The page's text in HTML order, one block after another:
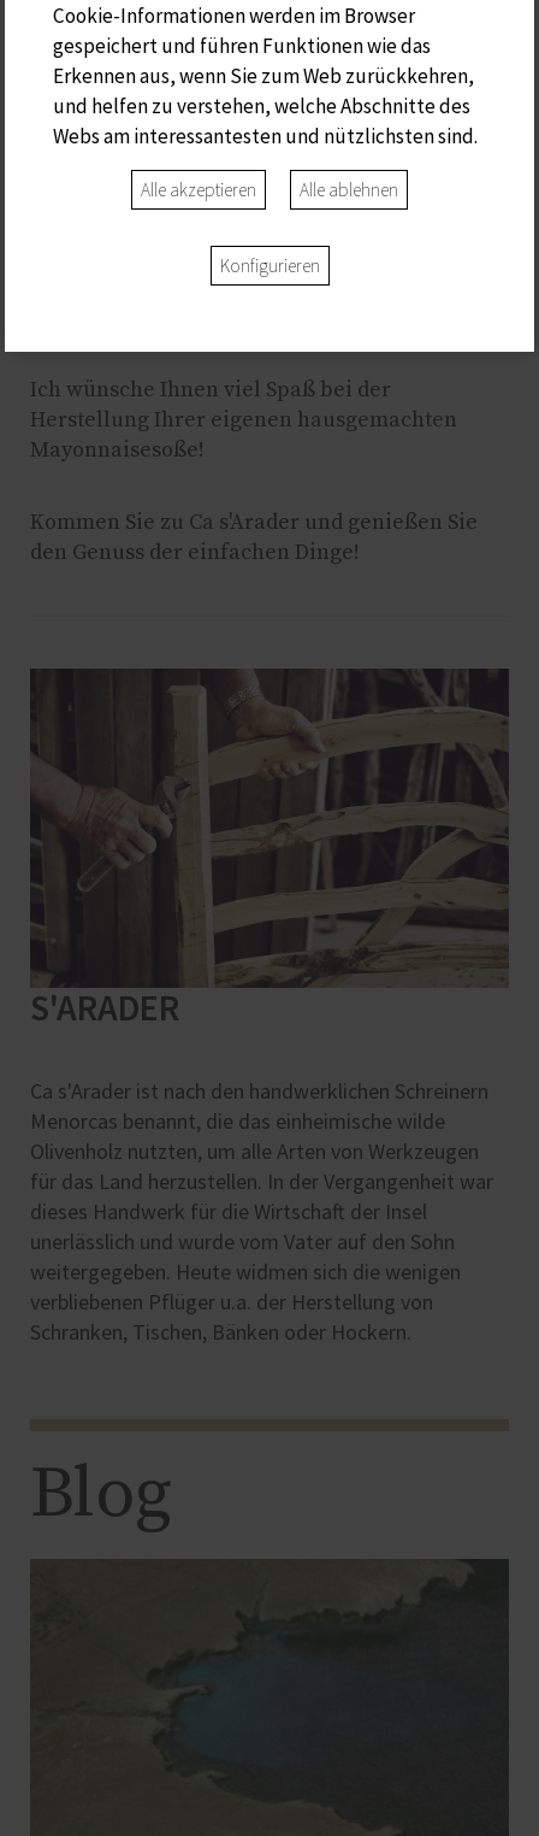
Wenn die Mayonnaise zu flüssig ist oder nicht
die richtige Konsistenz hat, können Sie ein
weiteres Ei hinzufügen und langsam
weiterschlagen, während Sie mehr Öl
Zimmertemperatur haben, um die
Emulgierung zu fördern.
Jetzt wissen Sie ein wenig mehr über diese
Ich wünsche Ihnen viel Spaß bei der
Herstellung Ihrer eigenen hausgemachten
Mayonnaisesoße!
Kommen Sie zu Ca s'Arader und genießen Sie
den Genuss der einfachen Dinge!
S'ARADER
Ca s'Arader ist nach den handwerklichen Schreinern
Menorcas benannt, die das einheimische wilde
Olivenholz nutzten, um alle Arten von Werkzeugen
für das Land herzustellen. In der Vergangenheit war
dieses Handwerk für die Wirtschaft der Insel
unerlässlich und wurde vom Vater auf den Sohn
weitergegeben. Heute widmen sich die wenigen
verbliebenen Pflüger u.a. der Herstellung von
Schranken, Tischen, Bänken oder Hockern.
Blog
Cookie-Informationen werden im Browser
gespeichert und führen Funktionen wie das
Erkennen aus, wenn Sie zum Web zurückkehren,
und helfen zu verstehen, welche Abschnitte des
Webs am interessantesten und nützlichsten sind.
Alle akzeptieren Alle ablehnen
Konfigurieren